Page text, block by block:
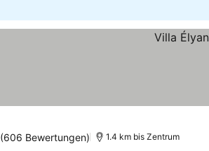
(606 Bewertungen) 1.4 km bis Zentrum